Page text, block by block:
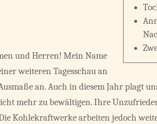
und Herren! Mein Name
weiteren Tagesschau an
an. Auch in diesem Jahr plagt
mehr zu bewältigen. Ihre
Kohlekraftwerke arbeiten jedoch